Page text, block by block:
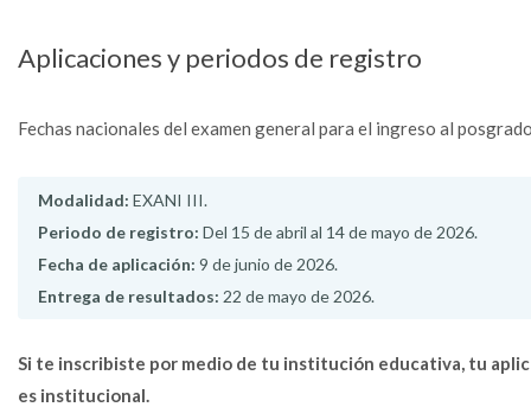
Aplicaciones y periodos de registro
Fechas nacionales del examen general para el ingreso al
Modalidad: EXANI III.
Periodo de registro: Del 15 de abril al 14 de mayo de 2026.
Fecha de aplicación: 9 de junio de 2026.
Entrega de resultados: 22 de mayo de 2026.
Si te inscribiste por medio de tu institución educativa, tu
es institucional.